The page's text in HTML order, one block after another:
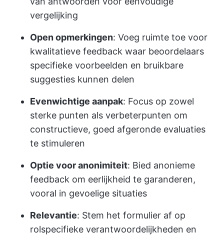
vergelijking
Open opmerkingen: Voeg ruimte toe voor
kwalitatieve feedback waar beoordelaars
specifieke voorbeelden en bruikbare
suggesties kunnen delen
Evenwichtige aanpak: Focus op zowel
sterke punten als verbeterpunten om
constructieve, goed afgeronde evaluaties
te stimuleren
Optie voor anonimiteit: Bied anonieme
feedback om eerlijkheid te garanderen,
vooral in gevoelige situaties
Relevantie: Stem het formulier af op
rolspecifieke verantwoordelijkheden en